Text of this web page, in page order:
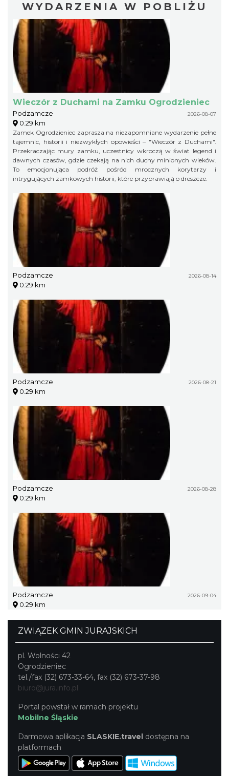
WYDARZENIA W POBLIŻU
Wieczór z Duchami na Zamku Ogrodzieniec
Podzamcze 2026-08-07
0.29 km
Zamek Ogrodzieniec zaprasza na niezapomniane wydarzenie pełne
tajemnic, historii i niezwykłych opowieści – "Wieczór z Duchami".
Przekraczając mury zamku, uczestnicy wkroczą w świat legend i
dawnych czasów, gdzie czekają na nich duchy minionych wieków.
To emocjonująca podróż pośród mrocznych korytarzy i
intrygujących zamkowych historii, które przyprawiają o dreszcze.
Podzamcze 2026-08-14
0.29 km
Podzamcze 2026-08-21
0.29 km
Podzamcze 2026-08-28
0.29 km
Podzamcze 2026-09-04
0.29 km
ZWIĄZEK GMIN JURAJSKICH
pl. Wolności 42
Ogrodzieniec
tel./fax (32) 673-33-64, fax (32) 673-37-98
biuro@jura.info.pl
Portal powstał w ramach projektu
Mobilne Śląskie
Darmowa aplikacja SLASKIE.travel dostępna na
platformach